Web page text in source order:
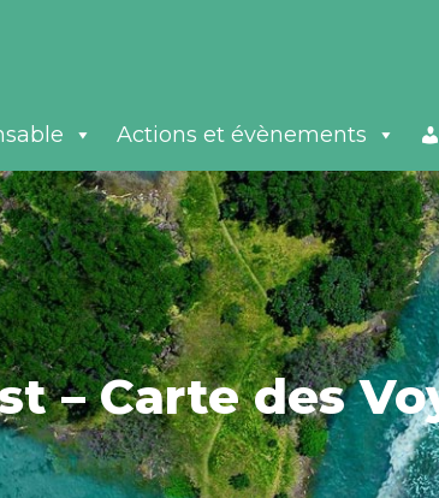
Actions et évènements
– Carte des